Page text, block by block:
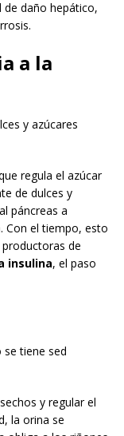
de daño hepático,
a la
y azúcares
regula el azúcar
de dulces y
páncreas a
Con el tiempo, esto
de
insulina, el paso
se tiene sed
y regular el
la orina se